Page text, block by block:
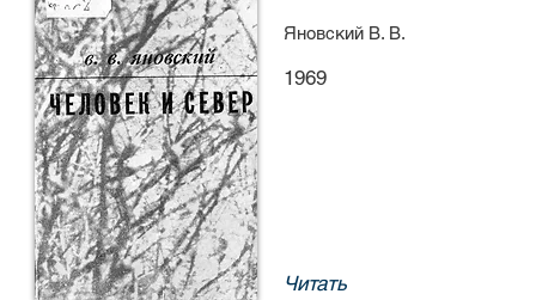
Яновский В. В.
1969
Читать